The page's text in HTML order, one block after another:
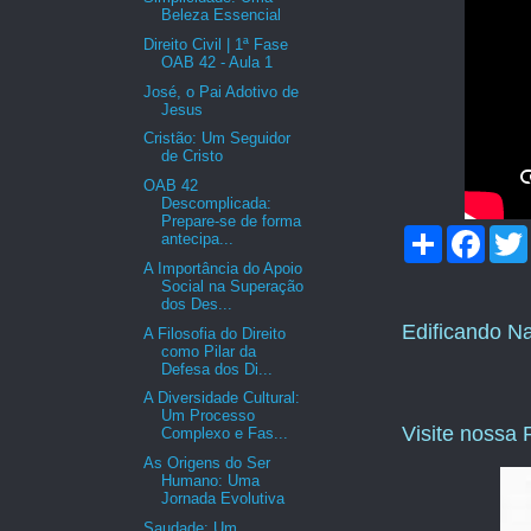
C
r
r
F
o
Edificando
Visite nossa
Beleza Essencial
Direito Civil | 1ª Fase
OAB 42 - Aula 1
José, o Pai Adotivo de
Jesus
Cristão: Um Seguidor
de Cristo
OAB 42
Descomplicada:
Prepare-se de forma
antecipa...
A Importância do Apoio
Social na Superação
dos Des...
A Filosofia do Direito
como Pilar da
Defesa dos Di...
A Diversidade Cultural:
Um Processo
Complexo e Fas...
As Origens do Ser
Humano: Uma
Jornada Evolutiva